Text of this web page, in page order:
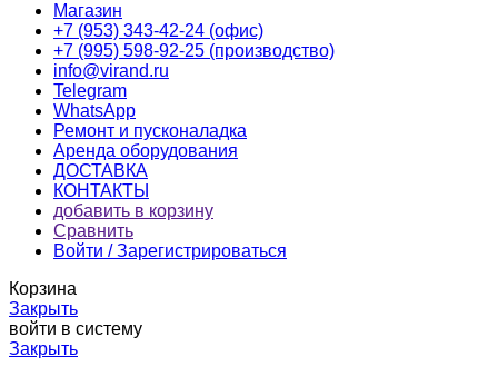
Магазин
+7 (953) 343-42-24 (офис)
+7 (995) 598-92-25 (производство)
info@virand.ru
Telegram
WhatsApp
Ремонт и пусконаладка
Аренда оборудования
ДОСТАВКА
КОНТАКТЫ
добавить в корзину
Сравнить
Войти / Зарегистрироваться
Корзина
Закрыть
войти в систему
Закрыть